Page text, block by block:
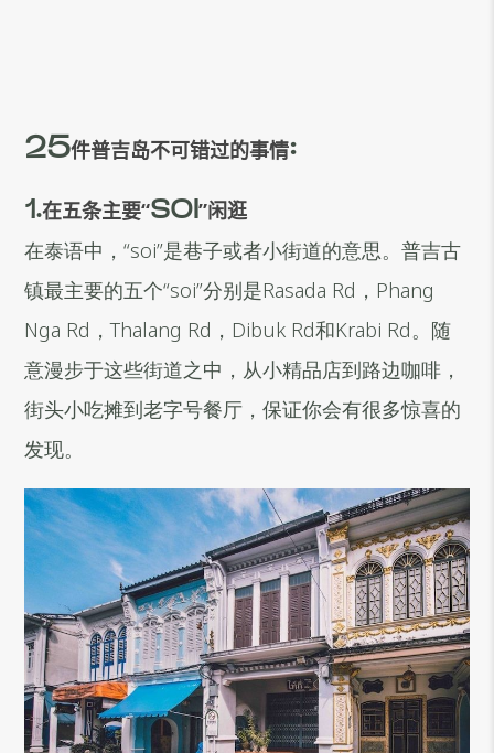
25件普吉岛不可错过的事情:
1.在五条主要“SOI”闲逛
在泰语中，“soi”是巷子或者小街道的意思。普吉古
镇最主要的五个“soi”分别是Rasada Rd，Phang
Nga Rd，Thalang Rd，Dibuk Rd和Krabi Rd。随
意漫步于这些街道之中，从小精品店到路边咖啡，
街头小吃摊到老字号餐厅，保证你会有很多惊喜的
发现。